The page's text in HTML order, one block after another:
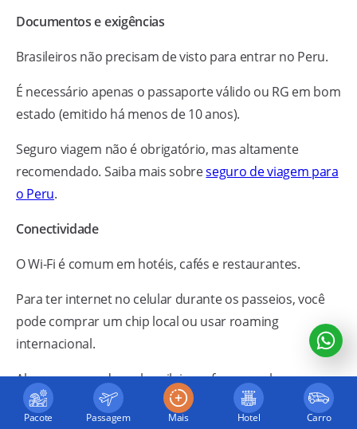
Documentos e exigências
Brasileiros não precisam de visto para entrar no Peru.
É necessário apenas o passaporte válido ou RG em bom
estado (emitido há menos de 10 anos).
Seguro viagem não é obrigatório, mas altamente
recomendado. Saiba mais sobreseguro de viagem para
o Peru.
Conectividade
O Wi-Fi é comum em hotéis, cafés e restaurantes.
Para ter internet no celular durante os passeios, você
pode comprar um chip local ou usar roaming
internacional.
Algumas operadoras brasileiras oferecem planos com
uso no Peru.
Pacote Passagem Hotel Carro
Mais